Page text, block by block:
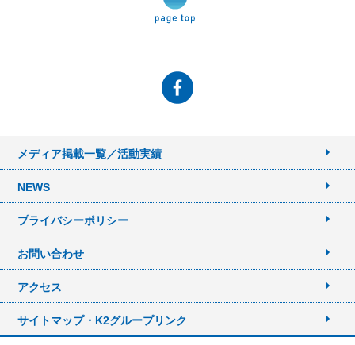
メディア掲載一覧／活動実績
NEWS
プライバシーポリシー
お問い合わせ
アクセス
サイトマップ・K2グループリンク